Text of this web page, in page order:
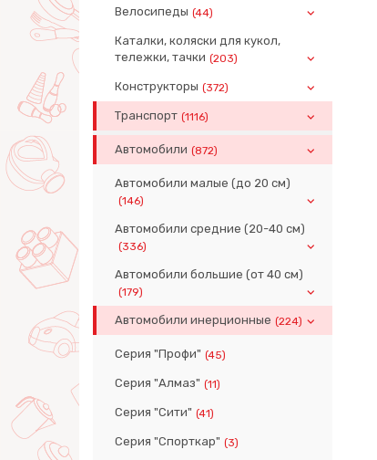
Велосипеды (44)
Каталки, коляски для кукол,
тележки, тачки (203)
Конструкторы (372)
Транспорт (1116)
Автомобили (872)
Автомобили малые (до 20 см)
(146)
Автомобили средние (20-40 см)
(336)
Автомобили большие (от 40 см)
(179)
Автомобили инерционные (224)
Серия "Профи" (45)
Серия "Алмаз" (11)
Серия "Сити" (41)
Серия "Спорткар" (3)